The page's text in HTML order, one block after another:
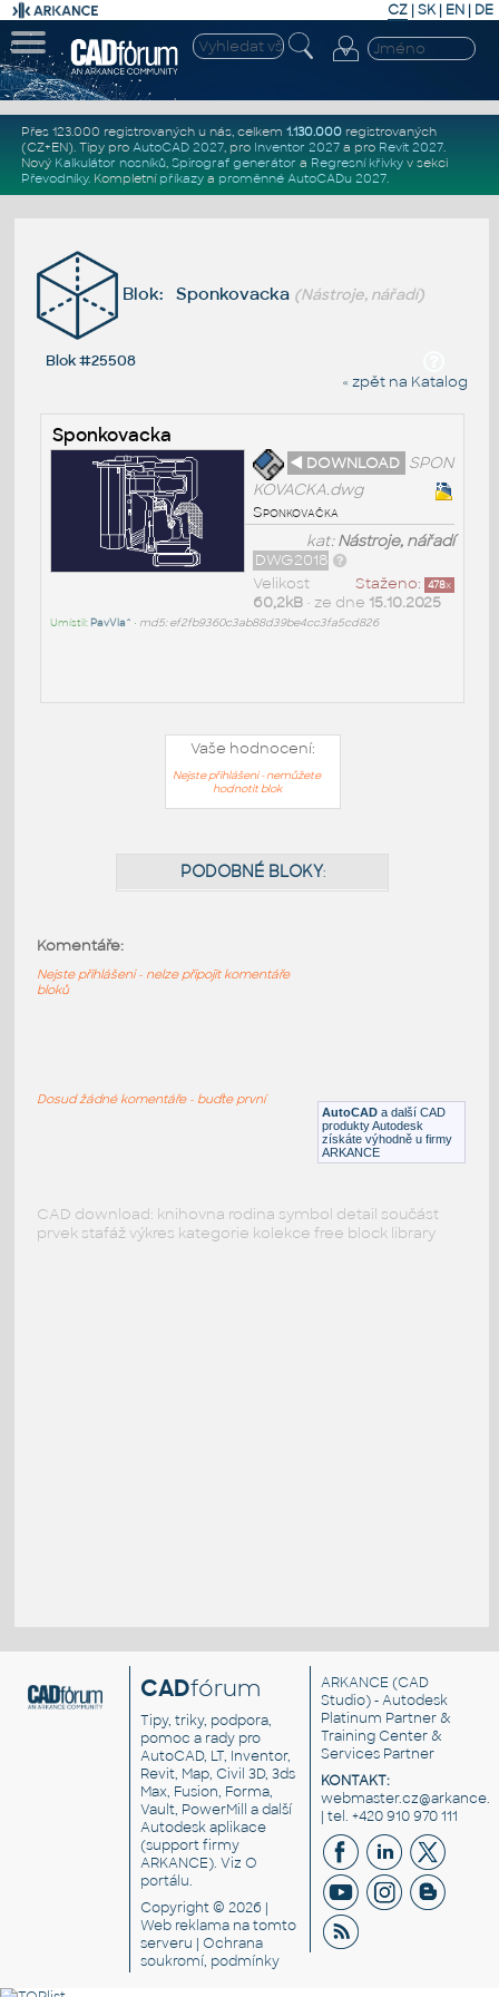
CZ | SK| EN | DE
Přes 123.000 registrovaných u nás, celkem 1.130.000registrovaných
(CZ+EN). Tipy pro AutoCAD 2027, pro Inventor 2027a pro Revit 2027.
Nový Kalkulátor nosníků, Spirograf generátor a Regresní křivkyv sekci
Převodníky. Kompletní příkazya proměnné AutoCADu 2027.
Blok: Sponkovacka (Nástroje, nářadí)
Blok #25508
« zpět na Katalog
Sponkovacka
◄ DOWNLOAD SPON
KOVACKA.dwg
Sponkovačka
kat:Nástroje, nářadí
DWG2018
Staženo: 478x
Velikost
60,2kB• ze dne 15.10.2025
Umístil: PavVla^ • md5: ef2fb9360c3ab88d39be4cc3fa5cd826
Vaše hodnocení:
Nejste přihlášeni - nemůžete
hodnotit blok
AutoCAD a další CAD
produkty Autodesk
získáte výhodně u firmy
ARKANCE
Komentáře:
Nejste přihlášeni - nelze připojit komentáře
bloků
Dosud žádné komentáře - buďte první
CAD download: knihovna rodina symbol detail součást
prvek stafáž výkres kategorie kolekce free block library
CADfórum
Tipy, triky, podpora,
pomoc a rady pro
AutoCAD, LT, Inventor,
Revit, Map, Civil 3D, 3ds
Max, Fusion, Forma,
Vault, PowerMill a další
Autodesk aplikace
(support firmy
ARKANCE). VizO
portálu.
Copyright © 2026 |
Web reklama na tomto
serveru |Ochrana
soukromí, podmínky
ARKANCE (CAD
Studio) - Autodesk
Platinum Partner &
Training Center &
Services Partner
KONTAKT:
| tel. +420 910 970 111